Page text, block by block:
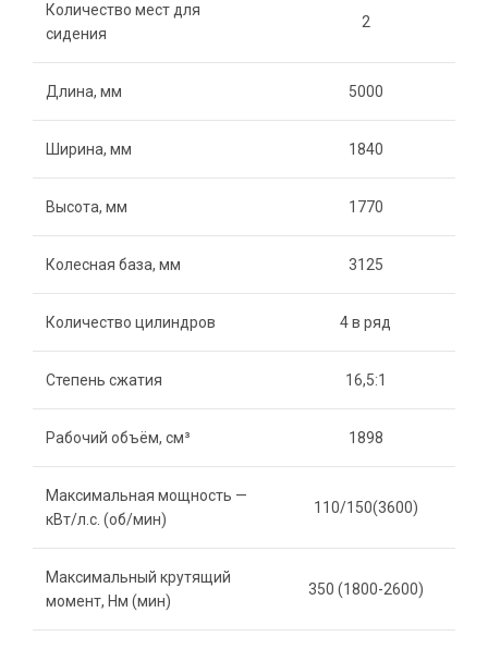
Количество мест для
сидения
2
Длина, мм 5000
Ширина, мм 1840
Высота, мм 1770
Колесная база, мм 3125
Количество цилиндров 4 в ряд
Степень сжатия 16,5:1
Рабочий объём, см³ 1898
Максимальная мощность —
кВт/л.с. (об/мин)
110/150(3600)
Максимальный крутящий
момент, Нм (мин)
350 (1800-2600)